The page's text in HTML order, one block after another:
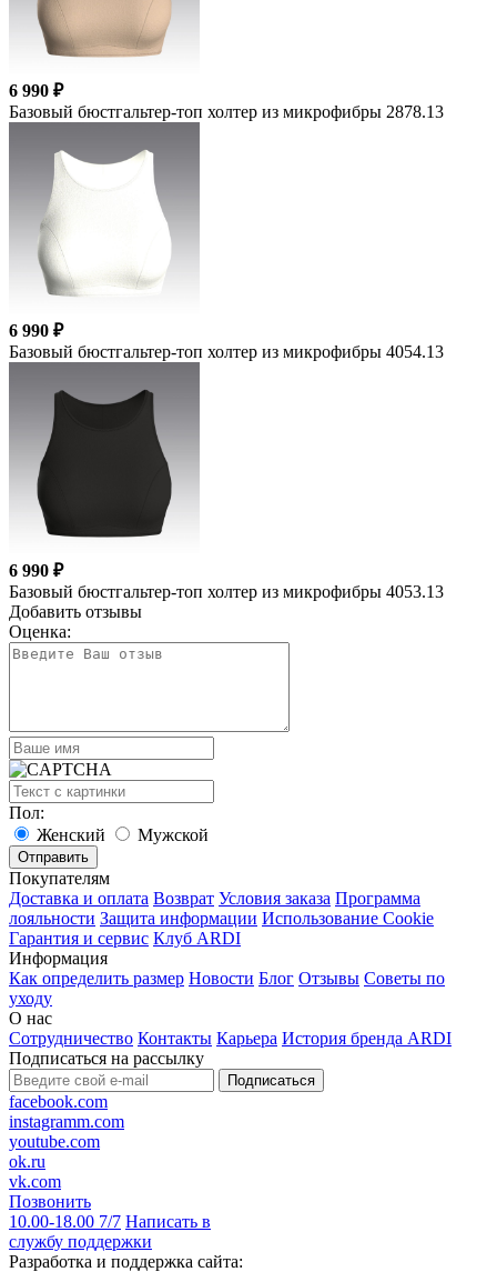
6 990 ₽
Базовый бюстгальтер-топ холтер из микрофибры 2878.13
6 990 ₽
Базовый бюстгальтер-топ холтер из микрофибры 4054.13
6 990 ₽
Базовый бюстгальтер-топ холтер из микрофибры 4053.13
Добавить отзывы
Оценка:
Пол:
Женский
Мужской
Покупателям
Доставка и оплата Возврат Условия заказа Программа
лояльности Защита информации Использование Cookie
Гарантия и сервис Клуб ARDI
Информация
Как определить размер Новости Блог Отзывы Советы по
уходу
О нас
Сотрудничество Контакты Карьера История бренда ARDI
Подписаться на рассылку
Подписаться
facebook.com
instagramm.com
youtube.com
ok.ru
vk.com
Позвонить
10.00-18.00 7/7 Написать в
службу поддержки
Разработка и поддержка сайта: